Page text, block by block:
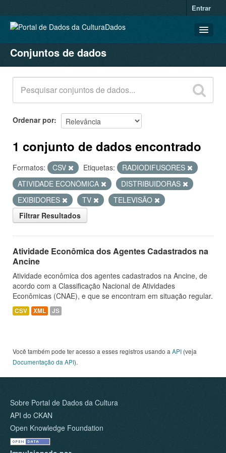
Entrar
CONJUNTOS DE DADOS
ORGANIZAÇÕES
GRUPOS
SOBRE
Conjuntos de dados
Ordenar por
1 conjunto de dados encontrado
Formatos: CSV Etiquetas:
RADIODIFUSORES
ATIVIDADE ECONÔMICA
DISTRIBUIDORAS
EXIBIDORES
TV
TELEVISÃO
Filtrar Resultados
Atividade Econômica dos Agentes Cadastrados na
Ancine
Atividade econômica dos agentes cadastrados na Ancine, de
acordo com a Classificação Nacional de Atividades
Econômicas (CNAE), e que se encontram em situação regular.
CSV XML JS
Você também pode ter acesso a esses registros usando a API (veja
Documentação da API).
Sobre Portal de Dados da Cultura
API do CKAN
Open Knowledge Foundation